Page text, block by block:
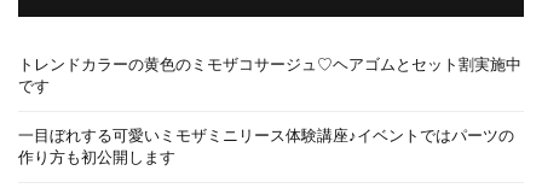
トレンドカラーの黄色のミモザコサージュ♡ヘアゴムとセット割実施中
です
一目ぼれする可愛いミモザミニリース体験講座♪イベントではパーツの
作り方も初公開します